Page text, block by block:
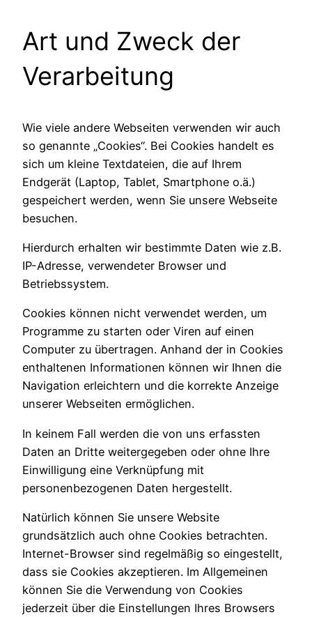
Art und Zweck der
Verarbeitung
Wie viele andere Webseiten verwenden wir auch
so genannte „Cookies“. Bei Cookies handelt es
sich um kleine Textdateien, die auf Ihrem
Endgerät (Laptop, Tablet, Smartphone o.ä.)
gespeichert werden, wenn Sie unsere Webseite
besuchen.
Hierdurch erhalten wir bestimmte Daten wie z.B.
IP-Adresse, verwendeter Browser und
Betriebssystem.
Cookies können nicht verwendet werden, um
Programme zu starten oder Viren auf einen
Computer zu übertragen. Anhand der in Cookies
enthaltenen Informationen können wir Ihnen die
Navigation erleichtern und die korrekte Anzeige
unserer Webseiten ermöglichen.
In keinem Fall werden die von uns erfassten
Daten an Dritte weitergegeben oder ohne Ihre
Einwilligung eine Verknüpfung mit
personenbezogenen Daten hergestellt.
Natürlich können Sie unsere Website
grundsätzlich auch ohne Cookies betrachten.
Internet-Browser sind regelmäßig so eingestellt,
dass sie Cookies akzeptieren. Im Allgemeinen
können Sie die Verwendung von Cookies
jederzeit über die Einstellungen Ihres Browsers